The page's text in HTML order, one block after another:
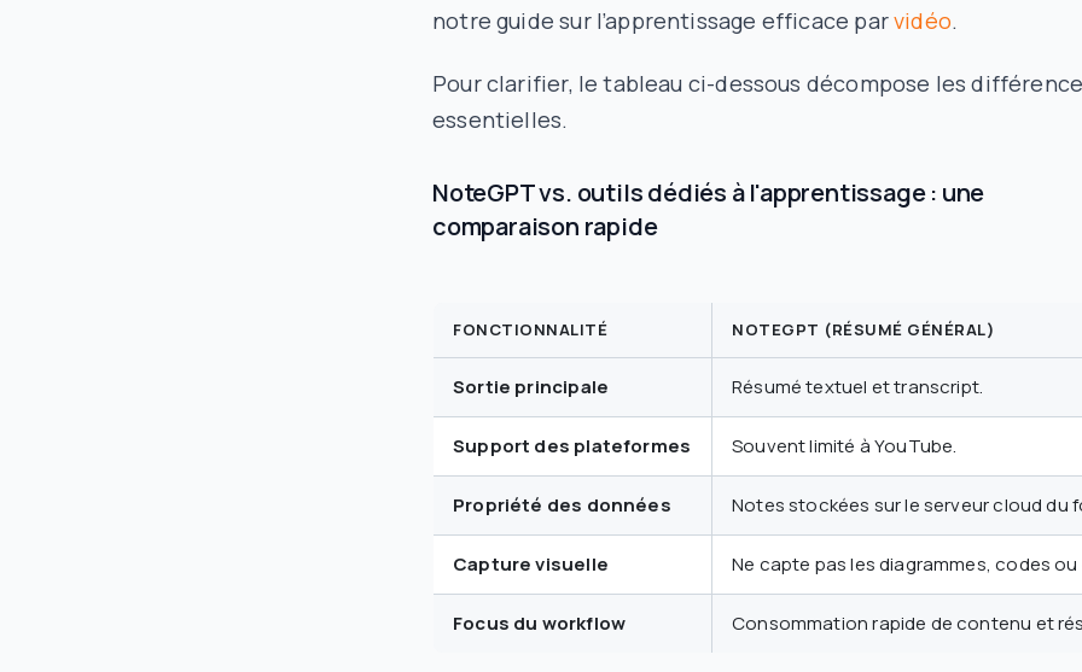
notre guide sur l’apprentissage efficace parvidéo.
Pour clarifier, le tableau ci-dessous décompose les
essentielles.
NoteGPT vs. outils dédiés à l'apprentissage : une
comparaison rapide
FONCTIONNALITÉ NOTEGPT (RÉSUMÉ GÉNÉRAL)
Sortie principale Résumé textuel et transcript.
Support des plateformes Souvent limité à YouTube.
Propriété des données Notes stockées sur le serveur cloud du
Capture visuelle Ne capte pas les diagrammes, codes ou
Focus du workflow Consommation rapide de contenu et